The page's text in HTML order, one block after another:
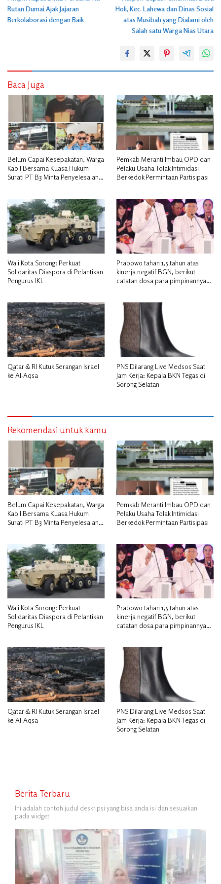
Rutan Dumai Ajak Jajaran
Berkolaborasi dengan Baik
Holi, Kec. Lahewa dan Dinas Sosial
atas Musibah yang Dialami oleh
Salah satu Warga Nias Utara
Baca Juga
Belum Capai Kesepakatan, Warga
Kabil Bersama Kuasa Hukum
Surati PT B3 Minta Penyelesaian
Pemkab Meranti Imbau OPD dan
Pelaku Usaha Tolak Intimidasi
Berkedok Permintaan Partisipasi
Wali Kota Sorong: Perkuat
Solidaritas Diaspora di Pelantikan
Pengurus IKL
Prabowo tahan 1,5 tahun atas
kinerja negatif BGN, berikut
catatan dosa para pimpinannya
Qatar & RI Kutuk Serangan Israel
ke Al-Aqsa
PNS Dilarang Live Medsos Saat
Jam Kerja: Kepala BKN Tegas di
Sorong Selatan
Rekomendasi untuk kamu
Belum Capai Kesepakatan, Warga
Kabil Bersama Kuasa Hukum
Surati PT B3 Minta Penyelesaian
Pemkab Meranti Imbau OPD dan
Pelaku Usaha Tolak Intimidasi
Berkedok Permintaan Partisipasi
Wali Kota Sorong: Perkuat
Solidaritas Diaspora di Pelantikan
Pengurus IKL
Prabowo tahan 1,5 tahun atas
kinerja negatif BGN, berikut
catatan dosa para pimpinannya
Qatar & RI Kutuk Serangan Israel
ke Al-Aqsa
PNS Dilarang Live Medsos Saat
Jam Kerja: Kepala BKN Tegas di
Sorong Selatan
Berita Terbaru
Ini adalah contoh judul deskripsi yang bisa anda isi dan sesuaikan
pada widget